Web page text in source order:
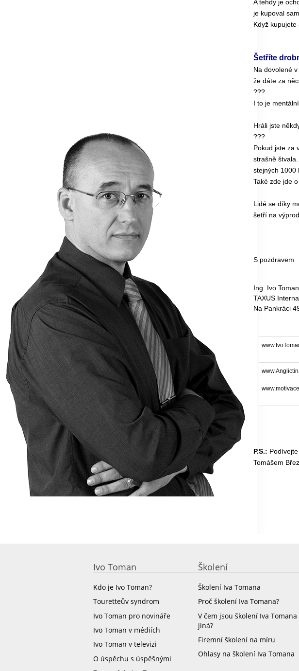
A tehdy je
je kupoval
Když
Šetříte
Na dovolené
že dáte za
???
I to je
Hráli jste
???
Pokud jste za
strašně
stejných 1000
Také zde jde
Lidé se díky
šetří na
S pozdravem
Ing. Ivo
TAXUS
Na Pankráci
P.S.:
Tomášem
Ivo Toman
Kdo je Ivo Toman?
Touretteův syndrom
Ivo Toman pro novináře
Ivo Toman v médiích
Ivo Toman v televizi
O úspěchu s úspěšnými
Školení
Školení Iva Tomana
Proč školení Iva Tomana?
V čem jsou školení Iva Tomana
jiná?
Firemní školení na míru
Ohlasy na školení Iva Tomana